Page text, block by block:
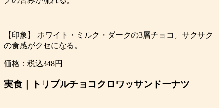
【印象】 ホワイト・ミルク・ダークの3層チョコ。サクサク
の食感がクセになる。
価格：税込348円
実食｜トリプルチョコクロワッサンドーナツ